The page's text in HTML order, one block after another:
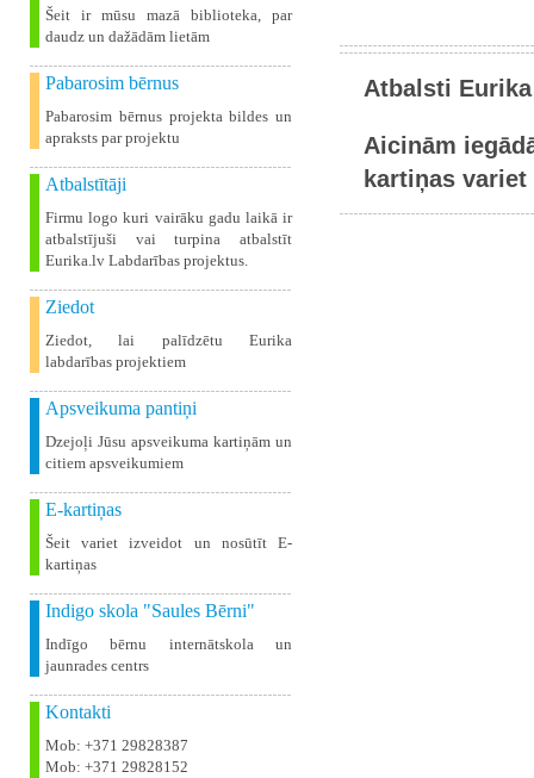
Šeit ir mūsu mazā biblioteka, par
daudz un dažādām lietām
Pabarosim bērnus
Pabarosim bērnus projekta bildes un
apraksts par projektu
Atbalstītāji
Firmu logo kuri vairāku gadu laikā ir
atbalstījuši vai turpina atbalstīt
Eurika.lv Labdarības projektus.
Ziedot
Ziedot, lai palīdzētu Eurika
labdarības projektiem
Apsveikuma pantiņi
Dzejoļi Jūsu apsveikuma kartiņām un
citiem apsveikumiem
E-kartiņas
Šeit variet izveidot un nosūtīt E-
kartiņas
Indigo skola "Saules Bērni"
Indīgo bērnu internātskola un
jaunrades centrs
Kontakti
Mob: +371 29828387
Mob: +371 29828152
Atbalsti
Aicinām
kartiņas variet